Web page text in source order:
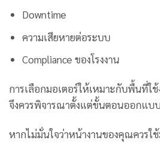
Downtime
ความเสียหายต่อระบบ
Compliance ของโรงงาน
การเลือกมอเตอร์ให้เหมาะกับพื้นที่ใช้
จึงควรพิจารณาตั้งแต่ขั้นตอนออกแบ
หากไม่มั่นใจว่าหน้างานของคุณควรใ